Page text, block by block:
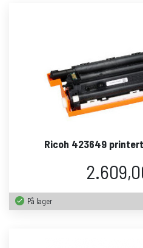
Ricoh 423649
På lager